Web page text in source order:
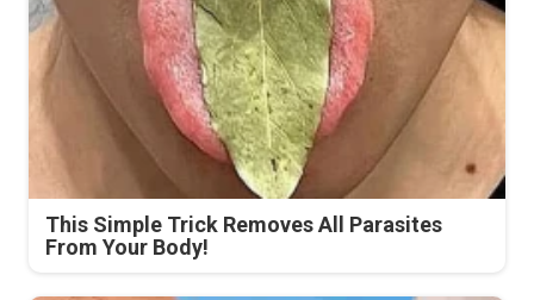
This Simple Trick Removes All Parasites
From Your Body!